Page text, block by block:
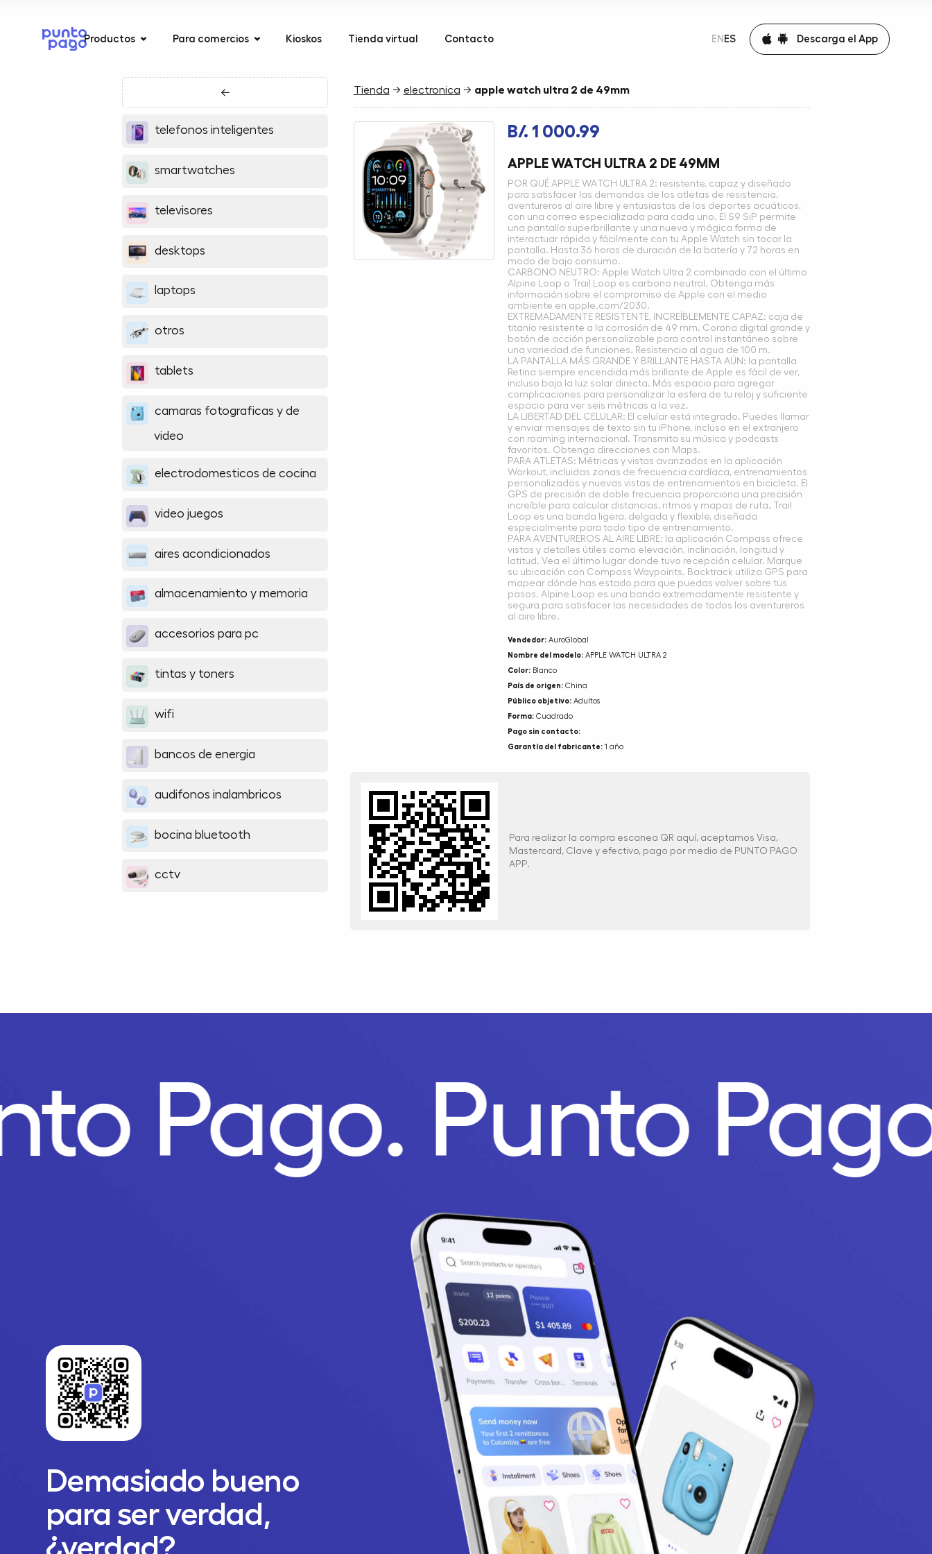
Productos Para comercios Kioskos Tienda virtual Contacto EN ES Descarga el App
←
telefonos inteligentes
smartwatches
televisores
desktops
laptops
otros
tablets
camaras fotograficas y de
video
electrodomesticos de cocina
video juegos
aires acondicionados
almacenamiento y memoria
accesorios para pc
tintas y toners
wifi
bancos de energia
audifonos inalambricos
bocina bluetooth
cctv
Tienda → electronica → apple watch ultra 2 de 49mm
B/. 1 000.99
APPLE WATCH ULTRA 2 DE 49MM
POR QUÉ APPLE WATCH ULTRA 2: resistente, capaz y diseñado
para satisfacer las demandas de los atletas de resistencia,
aventureros al aire libre y entusiastas de los deportes acuáticos,
con una correa especializada para cada uno. El S9 SiP permite
una pantalla superbrillante y una nueva y mágica forma de
interactuar rápida y fácilmente con tu Apple Watch sin tocar la
pantalla. Hasta 36 horas de duración de la batería y 72 horas en
modo de bajo consumo.
CARBONO NEUTRO: Apple Watch Ultra 2 combinado con el último
Alpine Loop o Trail Loop es carbono neutral. Obtenga más
información sobre el compromiso de Apple con el medio
ambiente en apple.com/2030.
EXTREMADAMENTE RESISTENTE, INCREÍBLEMENTE CAPAZ: caja de
titanio resistente a la corrosión de 49 mm. Corona digital grande y
botón de acción personalizable para control instantáneo sobre
una variedad de funciones. Resistencia al agua de 100 m.
LA PANTALLA MÁS GRANDE Y BRILLANTE HASTA AÚN: la pantalla
Retina siempre encendida más brillante de Apple es fácil de ver,
incluso bajo la luz solar directa. Más espacio para agregar
complicaciones para personalizar la esfera de tu reloj y suficiente
espacio para ver seis métricas a la vez.
LA LIBERTAD DEL CELULAR: El celular está integrado. Puedes llamar
y enviar mensajes de texto sin tu iPhone, incluso en el extranjero
con roaming internacional. Transmita su música y podcasts
favoritos. Obtenga direcciones con Maps.
PARA ATLETAS: Métricas y vistas avanzadas en la aplicación
Workout, incluidas zonas de frecuencia cardíaca, entrenamientos
personalizados y nuevas vistas de entrenamientos en bicicleta. El
GPS de precisión de doble frecuencia proporciona una precisión
increíble para calcular distancias, ritmos y mapas de ruta. Trail
Loop es una banda ligera, delgada y flexible, diseñada
especialmente para todo tipo de entrenamiento.
PARA AVENTUREROS AL AIRE LIBRE: la aplicación Compass ofrece
vistas y detalles útiles como elevación, inclinación, longitud y
latitud. Vea el último lugar donde tuvo recepción celular. Marque
su ubicación con Compass Waypoints. Backtrack utiliza GPS para
mapear dónde has estado para que puedas volver sobre tus
pasos. Alpine Loop es una banda extremadamente resistente y
segura para satisfacer las necesidades de todos los aventureros
al aire libre.
Vendedor:AuroGlobal
Nombre del modelo:APPLE WATCH ULTRA 2
Color:Blanco
País de origen:China
Público objetivo:Adultos
Forma:Cuadrado
Pago sin contacto:
Garantía del fabricante:1 año
Para realizar la compra escanea QR aquí, aceptamos Visa,
Mastercard, Clave y efectivo, pago por medio de PUNTO PAGO
APP.
Pago. Punto
Demasiado bueno
para ser verdad,
¿verdad?